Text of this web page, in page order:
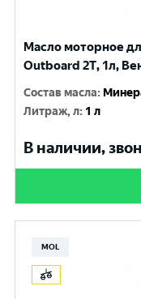
Масло моторное
Outboard 2T, 1л,
Состав масла:
Литраж, л: 1 л
В наличии,
MOL